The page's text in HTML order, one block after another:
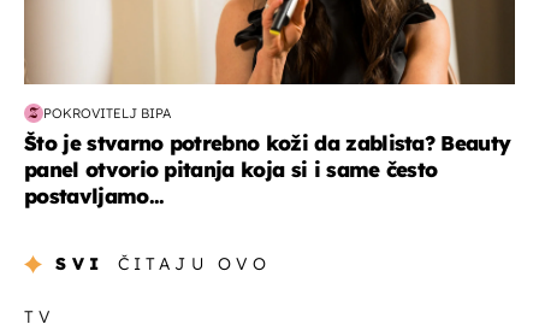
POKROVITELJ BIPA
Što je stvarno potrebno koži da zablista? Beauty
panel otvorio pitanja koja si i same često
postavljamo...
SVI ČITAJU OVO
TV